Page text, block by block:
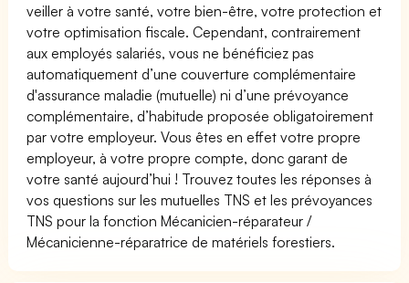
veiller à votre santé, votre bien-être, votre protection et
votre optimisation fiscale. Cependant, contrairement
aux employés salariés, vous ne bénéficiez pas
automatiquement d’une couverture complémentaire
d'assurance maladie (mutuelle) ni d’une prévoyance
complémentaire, d’habitude proposée obligatoirement
par votre employeur. Vous êtes en effet votre propre
employeur, à votre propre compte, donc garant de
votre santé aujourd’hui ! Trouvez toutes les réponses à
vos questions sur les mutuelles TNS et les prévoyances
TNS pour la fonction Mécanicien-réparateur /
Mécanicienne-réparatrice de matériels forestiers.